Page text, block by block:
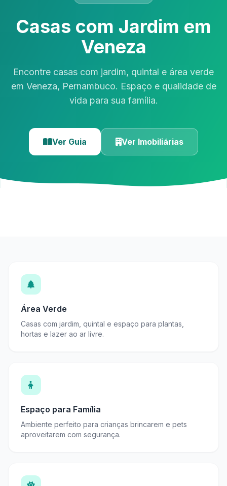
Casas com Jardim em
Veneza
Encontre casas com jardim, quintal e área verde
em Veneza, Pernambuco. Espaço e qualidade de
vida para sua família.
Ver Guia Ver Imobiliárias
Área Verde
Casas com jardim, quintal e espaço para plantas,
hortas e lazer ao ar livre.
Espaço para Família
Ambiente perfeito para crianças brincarem e pets
aproveitarem com segurança.